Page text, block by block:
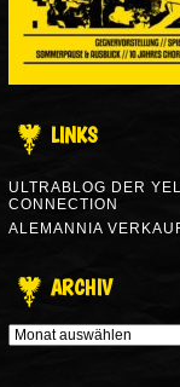
LINKS
ULTRABLOG DER
CONNECTION
ALEMANNIA
ARCHIV
ARCHIV